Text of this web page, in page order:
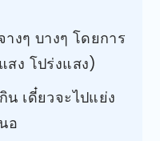
งๆ บางๆ โดยการ
ง โปร่งแสง)
น เดี๋ยวจะไปแย่ง
อ